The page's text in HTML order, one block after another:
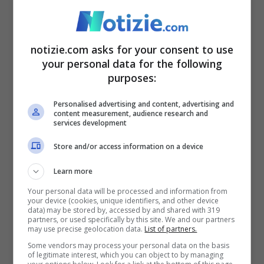
La partita è stato in bilico fino all’8-9. Da
quel momento Giannelli e compagni hanno
preso il largo raggiungendo un vantaggio
massimo di sei punti. Piccolo brivido nel
finale quando i belgi sono riusciti a
riportarsi a -3, ma la reazione italiana è
stata immediata perchiudere sul 25-18
Parziale che ha demoralizzato un po’ il
Belgio anche se l’inizio del terzo set è stato
equilibrato. Poi gli azzurri hanno preso il
largo chiudendo sul 25-15. L’ultimo punto è
notizie.com asks for your consent to use
your personal data for the following
purposes:
Personalised advertising and content, advertising and
content measurement, audience research and
services development
Store and/or access information on a device
Learn more
Your personal data will be processed and information from
your device (cookies, unique identifiers, and other device
data) may be stored by, accessed by and shared with 319
partners, or used specifically by this site. We and our partners
may use precise geolocation data. List of partners.
Some vendors may process your personal data on the basis
of legitimate interest, which you can object to by managing